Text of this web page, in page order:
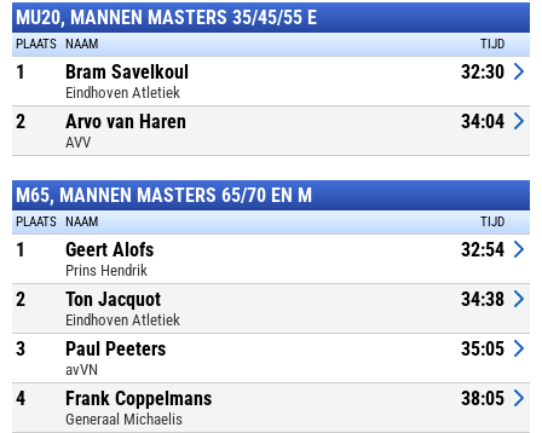
MU20, MANNEN MASTERS 35/45/55 E
PLAATS NAAM TIJD
1 Bram Savelkoul
Eindhoven Atletiek
32:30
2 Arvo van Haren
AVV
34:04
M65, MANNEN MASTERS 65/70 EN M
PLAATS NAAM TIJD
1 Geert Alofs
Prins Hendrik
32:54
2 Ton Jacquot
Eindhoven Atletiek
34:38
3 Paul Peeters
avVN
35:05
4 Frank Coppelmans
Generaal Michaelis
38:05